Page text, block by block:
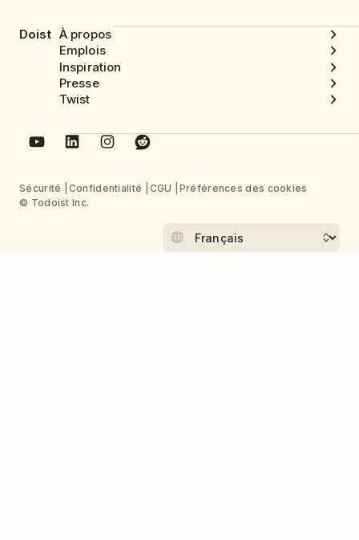
Doist À propos
Emplois
Inspiration
Presse
Twist
Sécurité Confidentialité CGU
Préférences des cookies
© Todoist Inc.